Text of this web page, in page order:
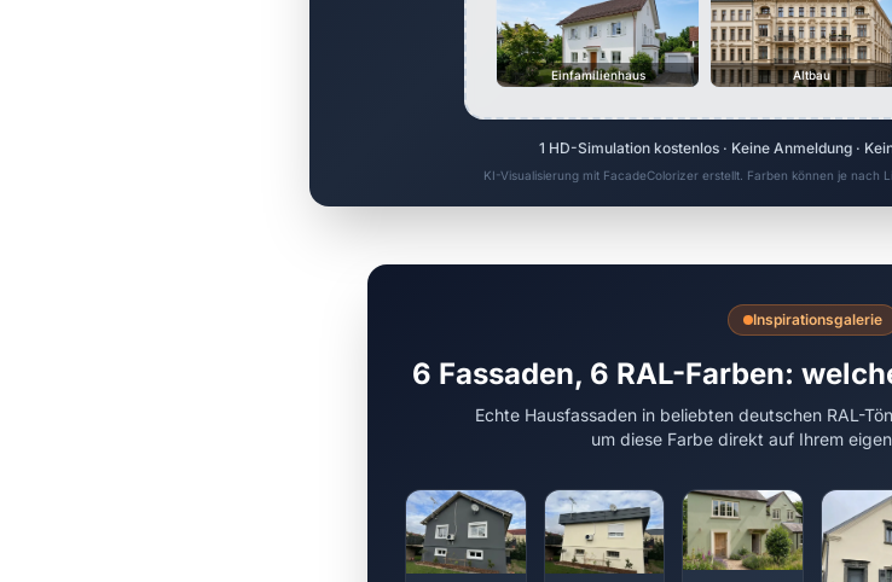
Einfamilienhaus Altbau
1 HD-Simulation kostenlos · Keine Anmeldung ·
KI-Visualisierung mit FacadeColorizer erstellt. Farben können je nach
Inspirationsgalerie
6 Fassaden, 6 RAL-Farben:
Echte Hausfassaden in beliebten deutschen RAL-
um diese Farbe direkt auf Ihrem